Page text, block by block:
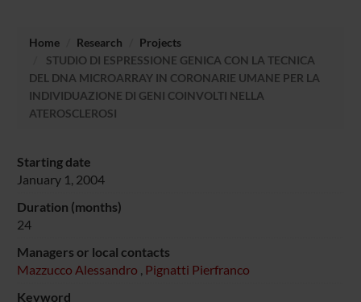
Home Research
Projects
STUDIO DI ESPRESSIONE GENICA CON LA TECNICA
DEL DNA MICROARRAY IN CORONARIE UMANE PER LA
INDIVIDUAZIONE DI GENI COINVOLTI NELLA
ATEROSCLEROSI
Starting date
January 1, 2004
Duration (months)
24
Managers or local contacts
Mazzucco Alessandro , Pignatti Pierfranco
Keyword